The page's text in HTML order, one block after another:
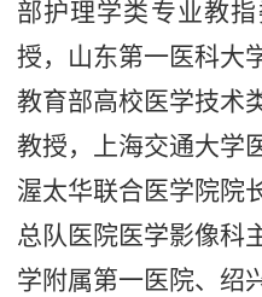
部护理学类专业教
授，山东第一医科大
教育部高校医学技术
教授，上海交通大学
渥太华联合医学院院
总队医院医学影像科
学附属第一医院、绍